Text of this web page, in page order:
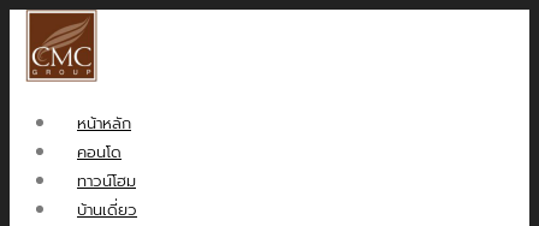
หน้าหลัก
คอนโด
ทาวน์โฮม
บ้านเดี่ยว